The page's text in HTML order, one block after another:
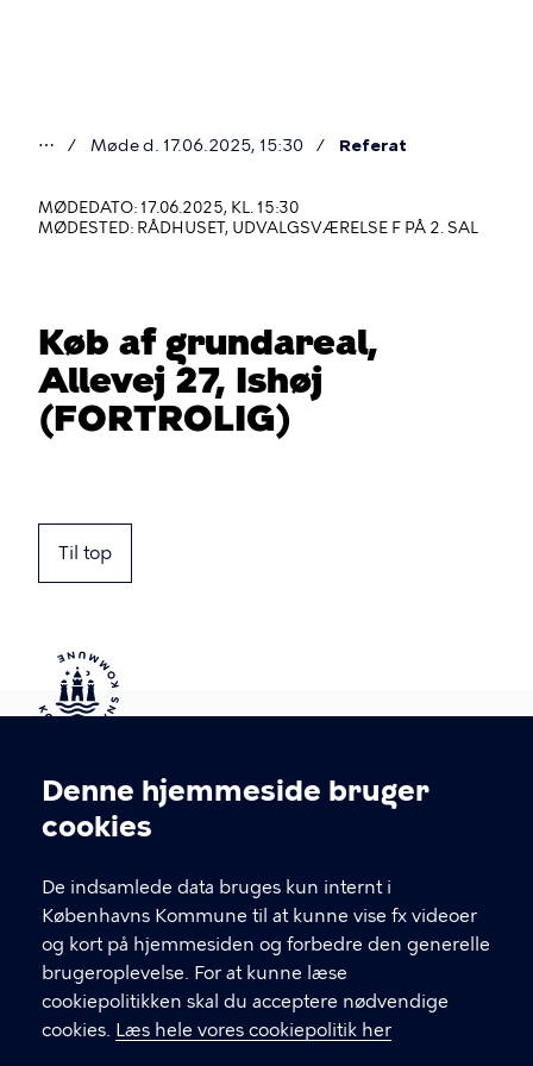
Cookieindstillinger
Denne hjemmeside bruger
cookies
De indsamlede data bruges kun internt i
Københavns Kommune til at kunne vise fx videoer
og kort på hjemmesiden og forbedre den generelle
brugeroplevelse. For at kunne læse
cookiepolitikken skal du acceptere nødvendige
cookies. Læs hele vores cookiepolitik her
er
her
⋯ Møde d. 17.06.2025, 15:30 Referat
MØDEDATO: 17.06.2025, KL. 15:30
MØDESTED: RÅDHUSET, UDVALGSVÆRELSE F PÅ 2. SAL
Køb af grundareal,
Allevej 27, Ishøj
(FORTROLIG)
Til top
Kontakt Københavns Kommune
T
fFind andre kontakter her
CVR-nummer64942212
GENVEJE